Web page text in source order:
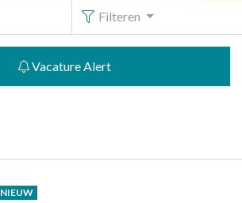
Filteren
Vacature Alert
NIEUW